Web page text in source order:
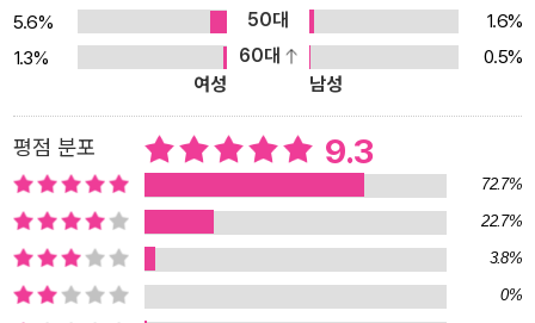
5.6%
50대
1.6%
1.3%
60대
0.5%
여성
남성
평점 분포 9.3
72.7%
22.7%
3.8%
0%